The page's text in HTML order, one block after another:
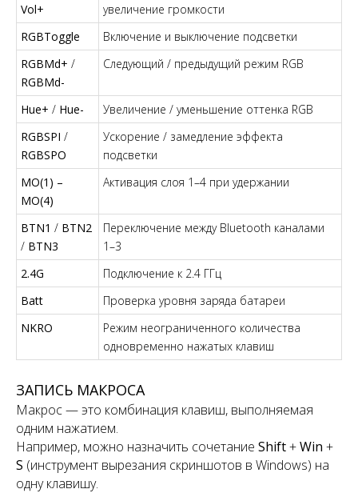
Vol+
увеличение громкости
RGBToggle
Включение и выключение подсветки
RGBMd+ /
RGBMd-
Следующий / предыдущий режим RGB
Hue+ / Hue-
Увеличение / уменьшение оттенка RGB
RGBSPI /
RGBSPO
Ускорение / замедление эффекта
подсветки
MO(1) –
MO(4)
Активация слоя 1–4 при удержании
BTN1 / BTN2
/ BTN3
Переключение между Bluetooth каналами
1–3
2.4G
Подключение к 2.4 ГГц
Batt
Проверка уровня заряда батареи
NKRO
Режим неограниченного количества
одновременно нажатых клавиш
ЗАПИСЬ МАКРОСА
Макрос — это комбинация клавиш, выполняемая
одним нажатием.
Например, можно назначить сочетание Shift+Win +
S (инструмент вырезания скриншотов в Windows) на
одну клавишу.